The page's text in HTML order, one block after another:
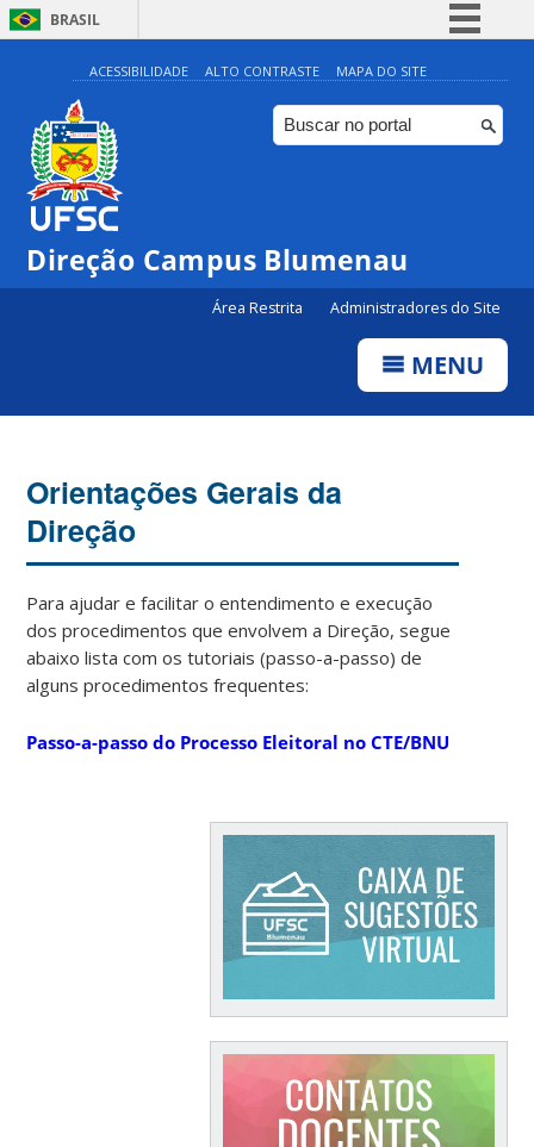
BRASIL
Simplifique!
Comunica BR
Participe
Canais
ACESSIBILIDADE ALTO CONTRASTE MAPA DO SITE
Direção Campus Blumenau
Área Restrita Administradores do Site
MENU
Orientações Gerais da
Direção
Para ajudar e facilitar o entendimento e execução
dos procedimentos que envolvem a Direção, segue
abaixo lista com os tutoriais (passo-a-passo) de
alguns procedimentos frequentes:
Passo-a-passo do Processo Eleitoral no CTE/BNU